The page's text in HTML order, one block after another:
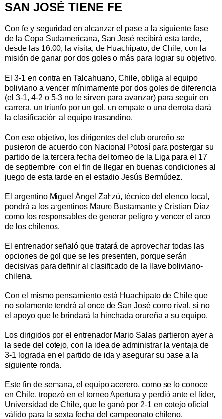
SAN JOSÉ TIENE FE
Con fe y seguridad en alcanzar el pase a la siguiente fase
de la Copa Sudamericana, San José recibirá esta tarde,
desde las 16.00, la visita, de Huachipato, de Chile, con la
misión de ganar por dos goles o más para lograr su objetivo.
El 3-1 en contra en Talcahuano, Chile, obliga al equipo
boliviano a vencer mínimamente por dos goles de diferencia
(el 3-1, 4-2 o 5-3 no le sirven para avanzar) para seguir en
carrera, un triunfo por un gol, un empate o una derrota dará
la clasificación al equipo trasandino.
Con ese objetivo, los dirigentes del club orureño se
pusieron de acuerdo con Nacional Potosí para postergar su
partido de la tercera fecha del torneo de la Liga para el 17
de septiembre, con el fin de llegar en buenas condiciones al
juego de esta tarde en el estadio Jesús Bermúdez.
El argentino Miguel Ángel Zahzú, técnico del elenco local,
pondrá a los argentinos Mauro Bustamante y Cristian Díaz
como los responsables de generar peligro y vencer el arco
de los chilenos.
El entrenador señaló que tratará de aprovechar todas las
opciones de gol que se les presenten, porque serán
decisivas para definir al clasificado de la llave boliviano-
chilena.
Con el mismo pensamiento está Huachipato de Chile que
no solamente tendrá al once de San José como rival, si no
el apoyo que le brindará la hinchada orureña a su equipo.
Los dirigidos por el entrenador Mario Salas partieron ayer a
la sede del cotejo, con la idea de administrar la ventaja de
3-1 lograda en el partido de ida y asegurar su pase a la
siguiente ronda.
Este fin de semana, el equipo acerero, como se lo conoce
en Chile, tropezó en el torneo Apertura y perdió ante el líder,
Universidad de Chile, que le ganó por 2-1 en cotejo oficial
válido para la sexta fecha del campeonato chileno.